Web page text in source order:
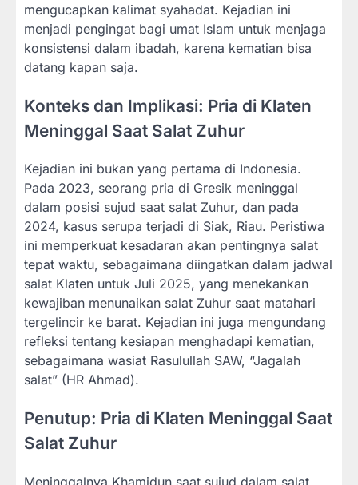
mengucapkan kalimat syahadat. Kejadian ini
menjadi pengingat bagi umat Islam untuk menjaga
konsistensi dalam ibadah, karena kematian bisa
datang kapan saja.
Konteks dan Implikasi: Pria di Klaten
Meninggal Saat Salat Zuhur
Kejadian ini bukan yang pertama di Indonesia.
Pada 2023, seorang pria di Gresik meninggal
dalam posisi sujud saat salat Zuhur, dan pada
2024, kasus serupa terjadi di Siak, Riau. Peristiwa
ini memperkuat kesadaran akan pentingnya salat
tepat waktu, sebagaimana diingatkan dalam jadwal
salat Klaten untuk Juli 2025, yang menekankan
kewajiban menunaikan salat Zuhur saat matahari
tergelincir ke barat. Kejadian ini juga mengundang
refleksi tentang kesiapan menghadapi kematian,
sebagaimana wasiat Rasulullah SAW, “Jagalah
salat” (HR Ahmad).
Penutup: Pria di Klaten Meninggal Saat
Salat Zuhur
Meninggalnya Khamidun saat sujud dalam salat